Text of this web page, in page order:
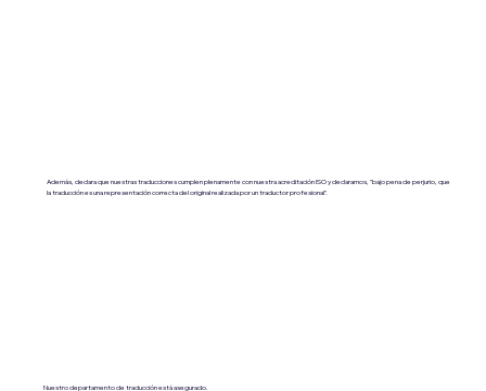
Además, declara que nuestras traducciones cumplen plenamente con nuestra acreditación ISO y declaramos, "bajo pena de perjurio, que
la traducción es una representación correcta del original realizada por un traductor profesional".
Nuestro departamento de traducción está asegurado.